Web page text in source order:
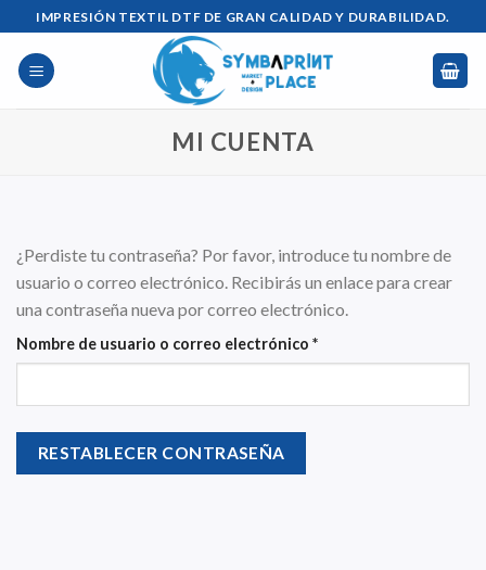
Saltar
al
contenido
IMPRESIÓN TEXTIL DTF DE GRAN CALIDAD Y DURABILIDAD.
MI CUENTA
¿Perdiste tu contraseña? Por favor, introduce tu nombre de
usuario o correo electrónico. Recibirás un enlace para crear
una contraseña nueva por correo electrónico.
Nombre de usuario o correo electrónico *Obligatorio
RESTABLECER CONTRASEÑA